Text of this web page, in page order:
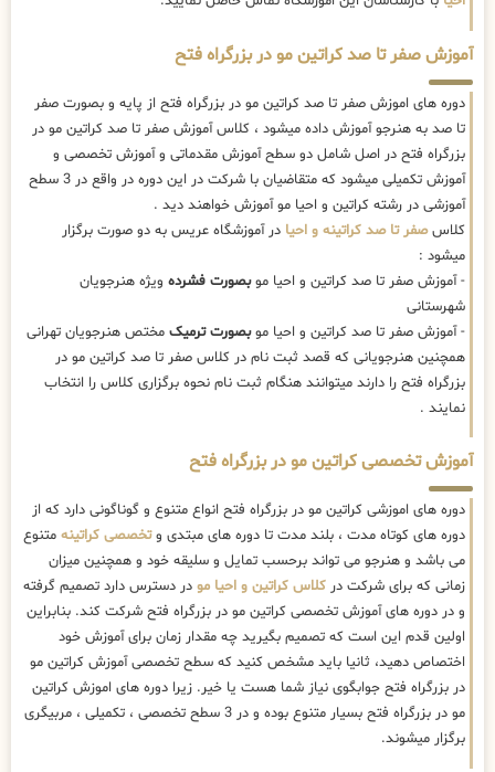
آموزش صفر تا صد کراتین مو در بزرگراه فتح
دوره های اموزش صفر تا صد کراتین مو در بزرگراه فتح از پایه و بصورت صفر
تا صد به هنرجو آموزش داده میشود ، کلاس آموزش صفر تا صد کراتین مو در
بزرگراه فتح در اصل شامل دو سطح آموزش مقدماتی و آموزش تخصصی و
آموزش تکمیلی میشود که متقاضیان با شرکت در این دوره در واقع در 3 سطح
آموزشی در رشته کراتین و احیا مو آموزش خواهند دید .
کلاسصفر تا صد کراتینه و احیا در آموزشگاه عریس به دو صورت برگزار
میشود :
- آموزش صفر تا صد کراتین و احیا موبصورت فشرده ویژه هنرجویان
شهرستانی
- آموزش صفر تا صد کراتین و احیا موبصورت ترمیک مختص هنرجویان تهرانی
همچنین هنرجویانی که قصد ثبت نام در کلاس صفر تا صد کراتین مو در
بزرگراه فتح را دارند میتوانند هنگام ثبت نام نحوه برگزاری کلاس را انتخاب
نمایند .
آموزش تخصصی کراتین مو در بزرگراه فتح
دوره های اموزشی کراتین مو در بزرگراه فتح انواع متنوع و گوناگونی دارد که از
دوره های کوتاه مدت ، بلند مدت تا دوره های مبتدی وتخصصی کراتینه متنوع
می باشد و هنرجو می تواند برحسب تمایل و سلیقه خود و همچنین میزان
زمانی که برای شرکت در کلاس کراتین و احیا مو در دسترس دارد تصمیم گرفته
و در دوره های آموزش تخصصی کراتین مو در بزرگراه فتح شرکت کند. بنابراین
اولین قدم این است که تصمیم بگیرید چه مقدار زمان برای آموزش خود
اختصاص دهید، ثانیا باید مشخص کنید که سطح تخصصی آموزش کراتین مو
در بزرگراه فتح جوابگوی نیاز شما هست یا خیر. زیرا دوره های اموزش کراتین
مو در بزرگراه فتح بسیار متنوع بوده و در 3 سطح تخصصی ، تکمیلی ، مربیگری
برگزار میشوند.